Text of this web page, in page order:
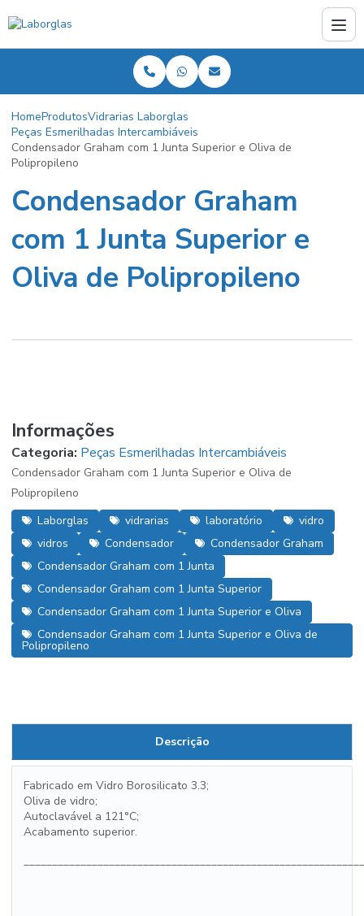
HomeProdutosVidrarias Laborglas
Peças Esmerilhadas Intercambiáveis
Condensador Graham com 1 Junta Superior e Oliva de
Polipropileno
Condensador Graham
com 1 Junta Superior e
Oliva de Polipropileno
Informações
Categoria: Peças Esmerilhadas Intercambiáveis
Condensador Graham com 1 Junta Superior e Oliva de
Polipropileno
Laborglas
vidrarias laboratório
vidro
vidros
Condensador
Condensador Graham
Condensador Graham com 1 Junta
Condensador Graham com 1 Junta Superior
Condensador Graham com 1 Junta Superior e Oliva
Condensador Graham com 1 Junta Superior e Oliva de
Polipropileno
Descrição
Fabricado em Vidro Borosilicato 3.3;
Oliva de vidro;
Autoclavável a 121°C;
Acabamento superior.